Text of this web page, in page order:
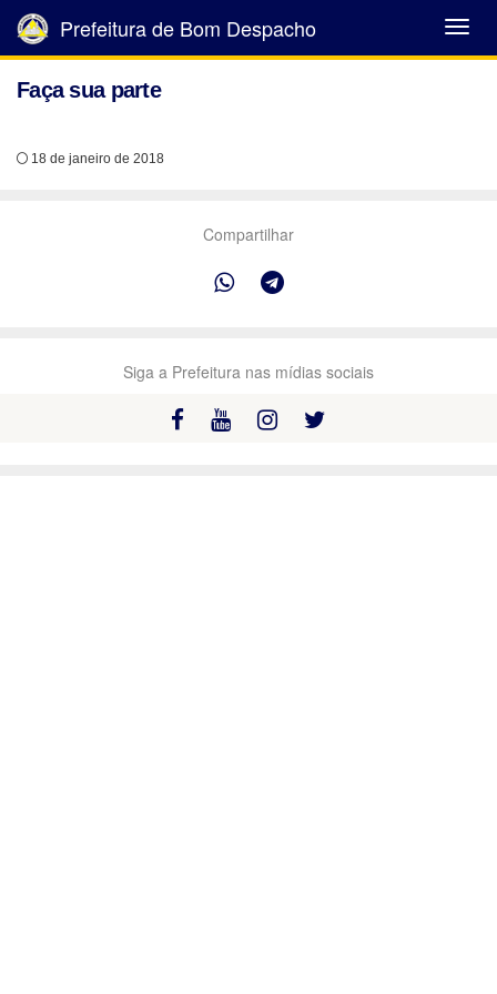
Abrir
Menu
Prefeitura de Bom Despacho
Faça sua parte
18 de janeiro de 2018
Compartilhar
Siga a Prefeitura nas mídias sociais